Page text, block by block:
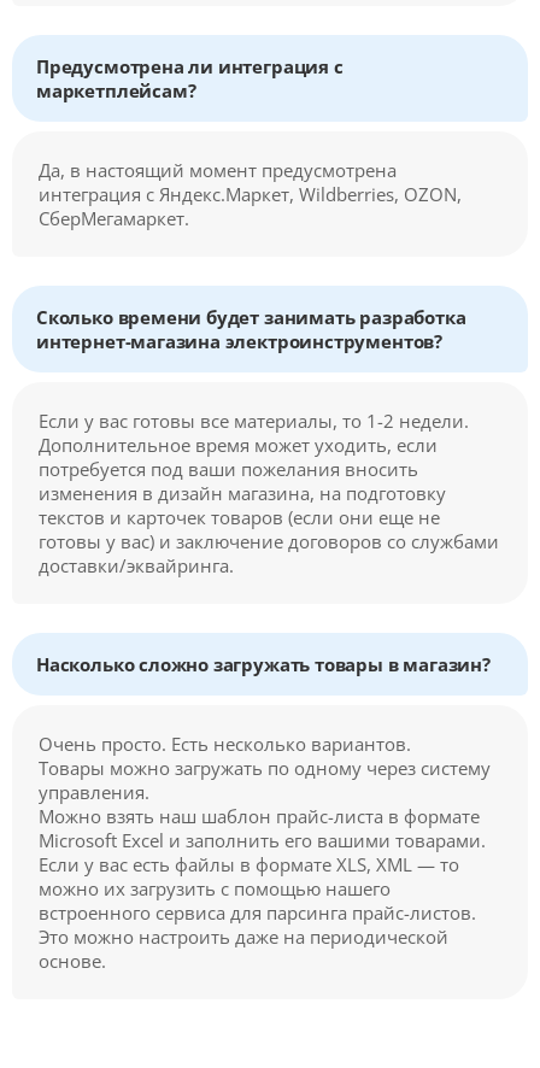
Предусмотрена ли интеграция с
маркетплейсам?
Да, в настоящий момент предусмотрена
интеграция с Яндекс.Маркет, Wildberries, OZON,
СберМегамаркет.
Сколько времени будет занимать разработка
интернет-магазина электроинструментов?
Если у вас готовы все материалы, то 1-2 недели.
Дополнительное время может уходить, если
потребуется под ваши пожелания вносить
изменения в дизайн магазина, на подготовку
текстов и карточек товаров (если они еще не
готовы у вас) и заключение договоров со службами
доставки/эквайринга.
Насколько сложно загружать товары в магазин?
Очень просто. Есть несколько вариантов.
Товары можно загружать по одному через систему
управления.
Можно взять наш шаблон прайс-листа в формате
Microsoft Excel и заполнить его вашими товарами.
Если у вас есть файлы в формате XLS, XML — то
можно их загрузить с помощью нашего
встроенного сервиса для парсинга прайс-листов.
Это можно настроить даже на периодической
основе.